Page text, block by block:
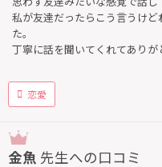
私が友達だったらこう言うけ
た。
丁寧に話を聞いてくれてありが
恋愛
金魚 先生への口コミ